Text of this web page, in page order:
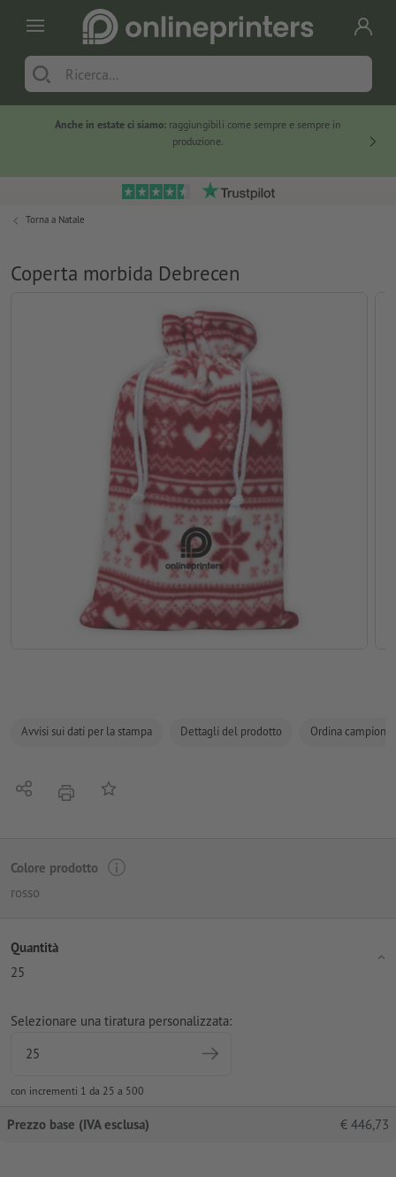
Anche in estate ci siamo: raggiungibili come sempre e sempre in
produzione.
Torna a Natale
Coperta morbida Debrecen
Avvisi sui dati per la stampa Dettagli del prodotto Ordina campione
Condividistamparealla lista preferiti
Colore prodotto
rosso
Quantità
25
Selezionare una tiratura personalizzata:
con incrementi 1 da 25 a 500
Prezzo base (IVA esclusa) € 446,73